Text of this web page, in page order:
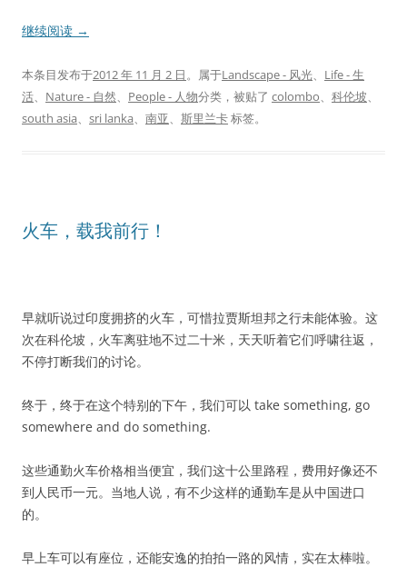
继续阅读 →
本条目发布于2012 年 11 月 2 日。属于Landscape - 风光、 Life - 生
活、 Nature - 自然、 People - 人物分类，被贴了 colombo、 科伦坡、
south asia、 sri lanka、 南亚、 斯里兰卡标签。
火车，载我前行！
早就听说过印度拥挤的火车，可惜拉贾斯坦邦之行未能体验。这
次在科伦坡，火车离驻地不过二十米，天天听着它们呼啸往返，
不停打断我们的讨论。
终于，终于在这个特别的下午，我们可以 take something, go
somewhere and do something.
这些通勤火车价格相当便宜，我们这十公里路程，费用好像还不
到人民币一元。当地人说，有不少这样的通勤车是从中国进口
的。
早上车可以有座位，还能安逸的拍拍一路的风情，实在太棒啦。